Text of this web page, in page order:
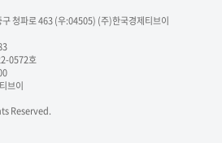
구 청파로 463 (우:04505) (주)한국경제티브이
0572호
브이
Reserved.